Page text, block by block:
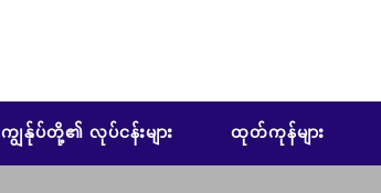
ကျွန်ုပ်တို့၏ လုပ်ငန်းများ ထုတ်ကုန်များ